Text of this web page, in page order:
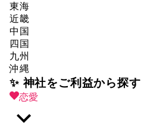
東海
近畿
中国
四国
九州
沖縄
✨ 神社をご利益から探す
恋愛